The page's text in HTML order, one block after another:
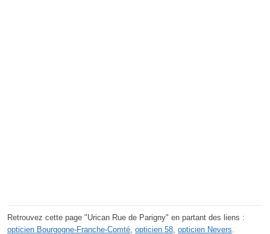
Retrouvez cette page "Urican Rue de Parigny" en partant des liens :
opticien Bourgogne-Franche-Comté opticien 58 opticien Nevers